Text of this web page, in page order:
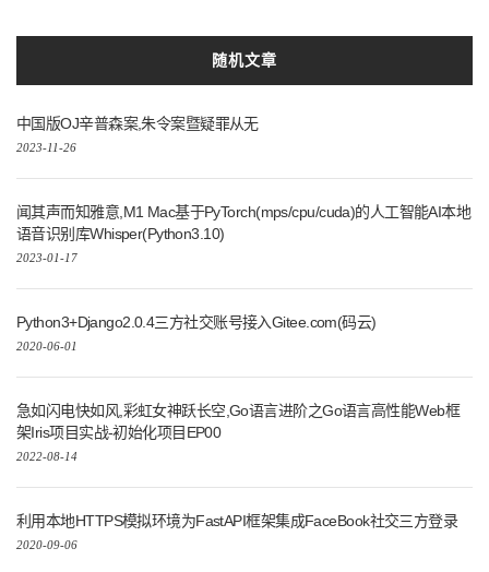
随机文章
中国版OJ辛普森案,朱令案暨疑罪从无
2023-11-26
闻其声而知雅意,M1 Mac基于PyTorch(mps/cpu/cuda)的人工智能AI本地
语音识别库Whisper(Python3.10)
2023-01-17
Python3+Django2.0.4三方社交账号接入Gitee.com(码云)
2020-06-01
急如闪电快如风,彩虹女神跃长空,Go语言进阶之Go语言高性能Web框
架Iris项目实战-初始化项目EP00
2022-08-14
利用本地HTTPS模拟环境为FastAPI框架集成FaceBook社交三方登录
2020-09-06